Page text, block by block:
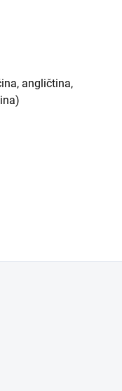
angličtina,